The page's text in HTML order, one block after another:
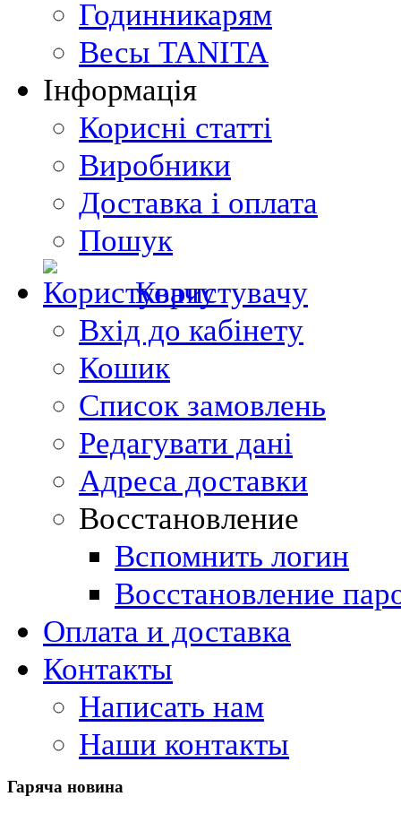
Годинникарям
Весы TANITA
Інформація
Корисні статті
Виробники
Доставка і оплата
Пошук
Користувачу
Вхід до кабінету
Кошик
Список замовлень
Редагувати дані
Адреса доставки
Восстановление
Вспомнить логин
Восстановление
Оплата и доставка
Контакты
Написать нам
Наши контакты
Гаряча новина